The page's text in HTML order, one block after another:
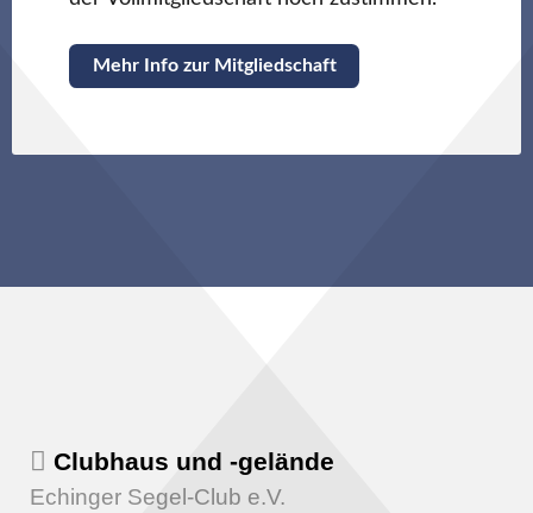
Mehr Info zur Mitgliedschaft
Clubhaus und -gelände
Echinger Segel-Club e.V.